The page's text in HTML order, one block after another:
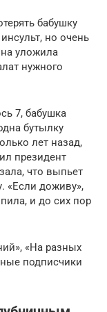
бабушку
но очень
уложила
нужного
7, бабушка
бутылку
лет назад,
президент
что выпьет
«Если доживу»,
и до сих пор
«На разных
подписчики